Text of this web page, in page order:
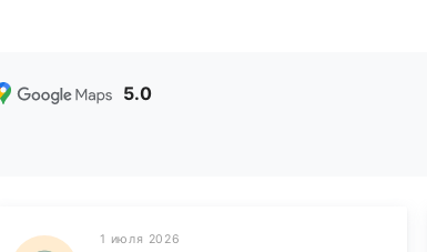
5.0
1 июля 2026